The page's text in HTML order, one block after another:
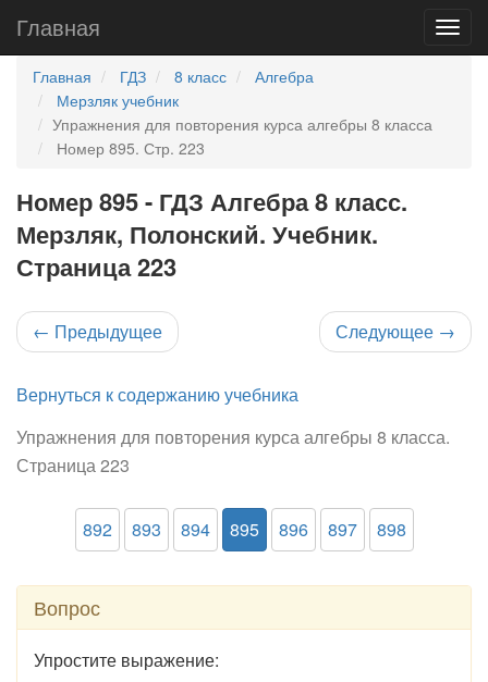
Главная
Главная ГДЗ 8 класс
Алгебра
Мерзляк учебник
Упражнения для повторения курса алгебры 8 класса
Номер 895. Стр. 223
Номер 895 - ГДЗ Алгебра 8 класс.
Мерзляк, Полонский. Учебник.
Страница 223
← Предыдущее Следующее →
Вернуться к содержанию учебника
Упражнения для повторения курса алгебры 8 класса.
Страница 223
892 893 894 895 896 897 898
Вопрос
Упростите выражение: